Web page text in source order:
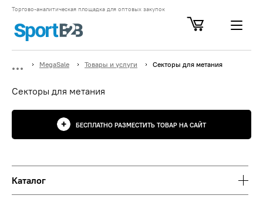
Торгово-аналитическая площадка для оптовых закупок
MegaSale Товары и услуги Секторы для метания
Секторы для метания
БЕСПЛАТНО РАЗМЕСТИТЬ ТОВАР НА САЙТ
Каталог